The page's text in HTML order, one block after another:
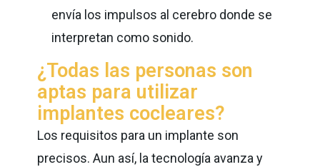
envía los impulsos al cerebro donde se
interpretan como sonido.
¿Todas las personas son
aptas para utilizar
implantes cocleares?
Los requisitos para un implante son
precisos. Aun así, la tecnología avanza y